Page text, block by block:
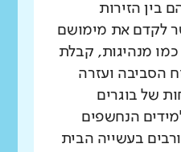
בין הזירות
לקדם את מימושם
כמו מנהיגות, קבלת
הסביבה ועזרה
של בוגרים
הנחשפים
בעשייה הבית